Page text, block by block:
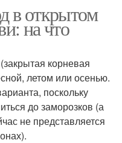
в открытом
на что
корневая
летом или осенью.
поскольку
до заморозков (а
не представляется